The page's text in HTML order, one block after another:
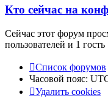
Кто сейчас на
Сейчас этот форум
пользователей и 1 гость
Список форумов
Часовой пояс:
Удалить cookies